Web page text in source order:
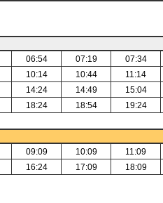
06:54 07:19 07:34
10:14 10:44 11:14
14:24 14:49 15:04
18:24 18:54 19:24
09:09 10:09 11:09
16:24 17:09 18:09